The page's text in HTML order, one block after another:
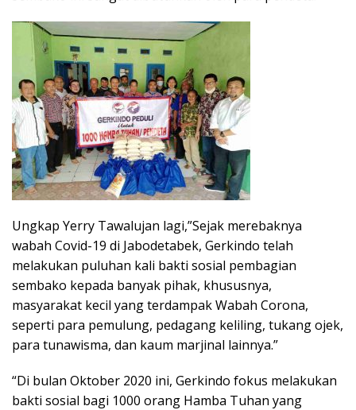
Ungkap Yerry Tawalujan lagi,”Sejak merebaknya
wabah Covid-19 di Jabodetabek, Gerkindo telah
melakukan puluhan kali bakti sosial pembagian
sembako kepada banyak pihak, khususnya,
masyarakat kecil yang terdampak Wabah Corona,
seperti para pemulung, pedagang keliling, tukang ojek,
para tunawisma, dan kaum marjinal lainnya.”
“Di bulan Oktober 2020 ini, Gerkindo fokus melakukan
bakti sosial bagi 1000 orang Hamba Tuhan yang